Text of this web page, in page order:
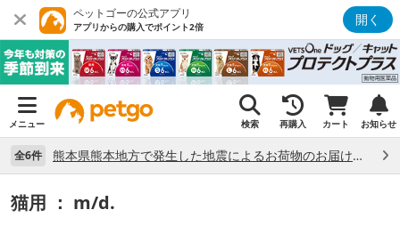
ペットゴーの公式アプリ
アプリからの購入でポイント2倍 開く
メニュー 検索 再購入 カート お知らせ
全6件 熊本県熊本地方で発生した地震によるお荷物のお届け状況について （7/28）
猫用 ： m/d.